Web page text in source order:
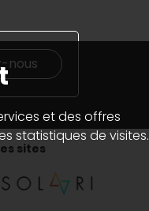
nous
sites
et des offres
statistiques de visites.